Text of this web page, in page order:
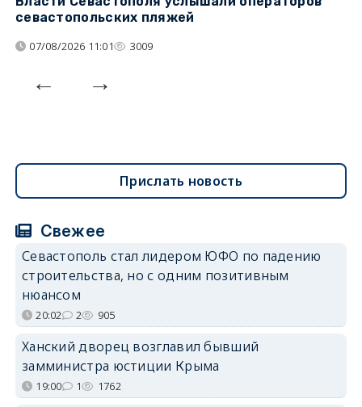
севастопольских пляжей
07/08/2026 11:01 3009
Прислать новость
Свежее
Севастополь стал лидером ЮФО по падению
строительства, но с одним позитивным
нюансом
20:02 2 905
Ханский дворец возглавил бывший
замминистра юстиции Крыма
19:00 1 1762